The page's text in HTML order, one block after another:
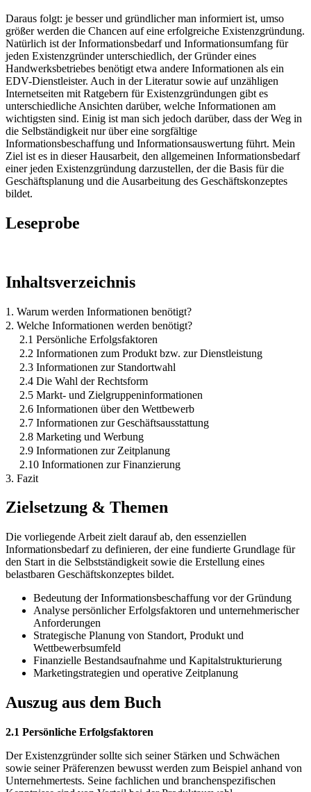
Daraus folgt: je besser und gründlicher man informiert ist, umso
größer werden die Chancen auf eine erfolgreiche Existenzgründung.
Natürlich ist der Informationsbedarf und Informationsumfang für
jeden Existenzgründer unterschiedlich, der Gründer eines
Handwerksbetriebes benötigt etwa andere Informationen als ein
EDV-Dienstleister. Auch in der Literatur sowie auf unzähligen
Internetseiten mit Ratgebern für Existenzgründungen gibt es
unterschiedliche Ansichten darüber, welche Informationen am
wichtigsten sind. Einig ist man sich jedoch darüber, dass der Weg in
die Selbständigkeit nur über eine sorgfältige
Informationsbeschaffung und Informationsauswertung führt. Mein
Ziel ist es in dieser Hausarbeit, den allgemeinen Informationsbedarf
einer jeden Existenzgründung darzustellen, der die Basis für die
Geschäftsplanung und die Ausarbeitung des Geschäftskonzeptes
bildet.
Leseprobe
Inhaltsverzeichnis
1. Warum werden Informationen benötigt?
2. Welche Informationen werden benötigt?
2.1 Persönliche Erfolgsfaktoren
2.2 Informationen zum Produkt bzw. zur Dienstleistung
2.3 Informationen zur Standortwahl
2.4 Die Wahl der Rechtsform
2.5 Markt- und Zielgruppeninformationen
2.6 Informationen über den Wettbewerb
2.7 Informationen zur Geschäftsausstattung
2.8 Marketing und Werbung
2.9 Informationen zur Zeitplanung
2.10 Informationen zur Finanzierung
3. Fazit
Zielsetzung & Themen
Die vorliegende Arbeit zielt darauf ab, den essenziellen
Informationsbedarf zu definieren, der eine fundierte Grundlage für
den Start in die Selbstständigkeit sowie die Erstellung eines
belastbaren Geschäftskonzeptes bildet.
Bedeutung der Informationsbeschaffung vor der Gründung
Analyse persönlicher Erfolgsfaktoren und unternehmerischer
Anforderungen
Strategische Planung von Standort, Produkt und
Wettbewerbsumfeld
Finanzielle Bestandsaufnahme und Kapitalstrukturierung
Marketingstrategien und operative Zeitplanung
Auszug aus dem Buch
2.1 Persönliche Erfolgsfaktoren
Der Existenzgründer sollte sich seiner Stärken und Schwächen
sowie seiner Präferenzen bewusst werden zum Beispiel anhand von
Unternehmertests. Seine fachlichen und branchenspezifischen